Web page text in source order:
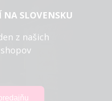
NA SLOVENSKU
z našich